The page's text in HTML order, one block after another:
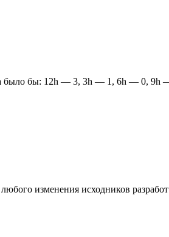
было бы: 12h — 3, 3h — 1, 6h — 0, 9h
изменения исходников